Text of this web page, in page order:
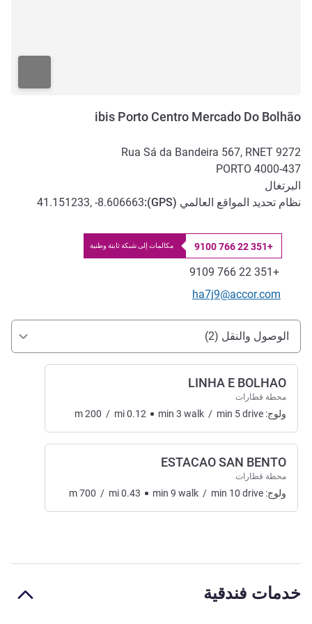
ibis Porto Centro Mercado Do Bolhão
Rua Sá da Bandeira 567, RNET 9272
4000-437
PORTO
البرتغال
نظام تحديد المواقع العالمي (GPS
):
41.151233, -8.606663
+351 22 766 9100 مكالمات إلى شبكة ثابتة وطنية
فاكس
+351 22 766 9109
تواصل معنا عبر البريد الإلكتروني
ha7j9@accor.com
الوصول والتنقل
الوصول والنقل (2)
LINHA E BOLHAO
محطة قطارات
ولوج: m200 / mi0.12 min 3 walk / min 5drive
ESTACAO SAN BENTO
محطة قطارات
ولوج: m700 / mi0.43 min 9 walk / min 10 drive
خدمات فندقية